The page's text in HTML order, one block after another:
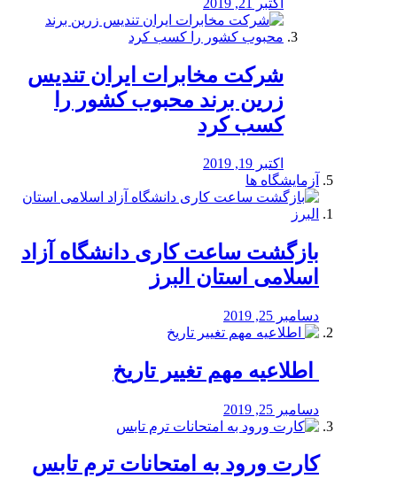
اکتبر 21, 2019
شرکت مخابرات ایران تندیس
زرین برند محبوب کشور را
کسب کرد
اکتبر 19, 2019
آزمایشگاه ها
بازگشت ساعت کاری دانشگاه آزاد
اسلامی استان البرز
دسامبر 25, 2019
️ اطلاعیه مهم تغییر تاریخ
دسامبر 25, 2019
کارت ورود به امتحانات ترم تابس